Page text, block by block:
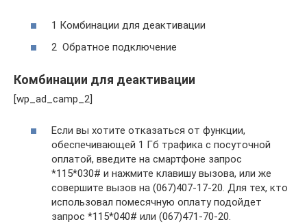
1 Комбинации для деактивации
2 Обратное подключение
Комбинации для деактивации
[wp_ad_camp_2]
Если вы хотите отказаться от функции,
обеспечивающей 1 Гб трафика с посуточной
оплатой, введите на смартфоне запрос
*115*030# и нажмите клавишу вызова, или же
совершите вызов на (067)407-17-20. Для тех, кто
использовал помесячную оплату подойдет
запрос *115*040# или (067)471-70-20.